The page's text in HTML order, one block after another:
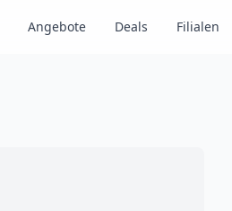
Angebote Deals Filialen